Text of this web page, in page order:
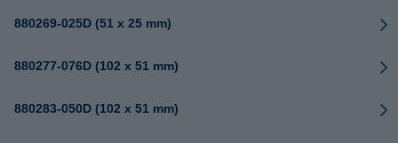
880269-025D (51 x 25 mm)
880277-076D (102 x 51 mm)
880283-050D (102 x 51 mm)